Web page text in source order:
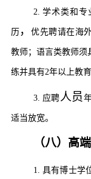
2.学术类和专
历，优先聘请在海
教师；语言类教师须
练并具有2年以上教
3. 应聘人员
适当放宽。
（八）高
1. 具有博士学